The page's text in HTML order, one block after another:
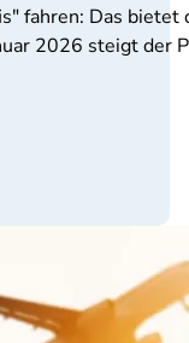
fahren: Das
2026 steigt der